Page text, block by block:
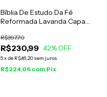
Bíblia De Estudo Da Fé
Reformada Lavanda Capa
R$230,99
R$397,70
42% OFF
5x de R$46,20 sem juros
R$224,06 com Pix